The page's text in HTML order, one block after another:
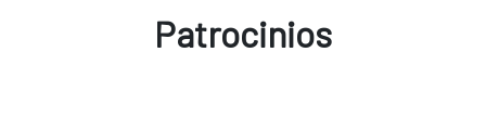
Patrocinios